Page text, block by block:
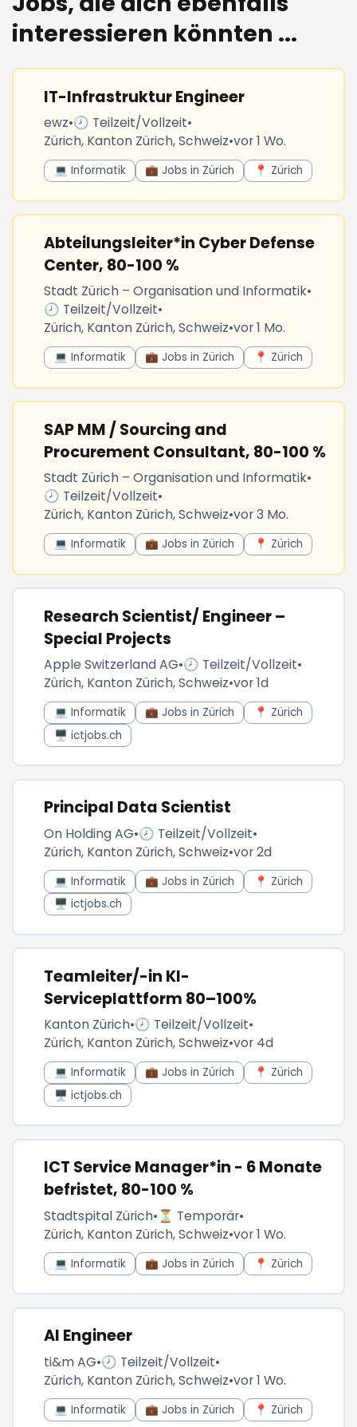
interessieren könnten ...
IT-Infrastruktur Engineer
ewz•🕗 Teilzeit/Vollzeit•
Zürich, Kanton Zürich, Schweiz•vor 1 Wo.
💻 Informatik 💼 Jobs in Zürich 📍 Zürich
Abteilungsleiter*in Cyber Defense
Center, 80-100 %
Stadt Zürich – Organisation und Informatik•
🕗 Teilzeit/Vollzeit•
Zürich, Kanton Zürich, Schweiz•vor 1 Mo.
💻 Informatik 💼 Jobs in Zürich 📍 Zürich
SAP MM / Sourcing and
Procurement Consultant, 80-100 %
Stadt Zürich – Organisation und Informatik•
🕗 Teilzeit/Vollzeit•
Zürich, Kanton Zürich, Schweiz•vor 3 Mo.
💻 Informatik 💼 Jobs in Zürich 📍 Zürich
Research Scientist/ Engineer –
Special Projects
Apple Switzerland AG•🕗 Teilzeit/Vollzeit•
Zürich, Kanton Zürich, Schweiz•vor 1d
💻 Informatik 💼 Jobs in Zürich
📍 Zürich
🖥️ ictjobs.ch
Principal Data Scientist
On Holding AG•🕗 Teilzeit/Vollzeit•
Zürich, Kanton Zürich, Schweiz•vor 2d
💻 Informatik 💼 Jobs in Zürich
📍 Zürich
🖥️ ictjobs.ch
Teamleiter/-in KI-
Serviceplattform 80–100%
Kanton Zürich•🕗 Teilzeit/Vollzeit•
Zürich, Kanton Zürich, Schweiz•vor 4d
💻 Informatik 💼 Jobs in Zürich
📍 Zürich
🖥️ ictjobs.ch
ICT Service Manager*in - 6 Monate
befristet, 80-100 %
Stadtspital Zürich• ⏳ Temporär•
Zürich, Kanton Zürich, Schweiz•vor 1 Wo.
💻 Informatik 💼 Jobs in Zürich 📍 Zürich
AI Engineer
ti&m AG•🕗 Teilzeit/Vollzeit•
Zürich, Kanton Zürich, Schweiz•vor 1 Wo.
💻 Informatik 💼 Jobs in Zürich 📍 Zürich